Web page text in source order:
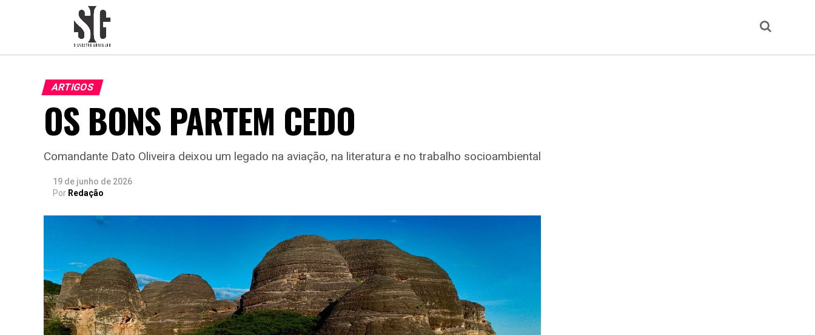
ARTIGOS
OS BONS PARTEM CEDO
Comandante Dato Oliveira deixou um legado na aviação, na literatura e no trabalho socioambiental
19 de junho de 2026
Por Redação